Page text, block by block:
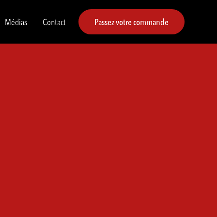
Médias Contact Passez votre commande